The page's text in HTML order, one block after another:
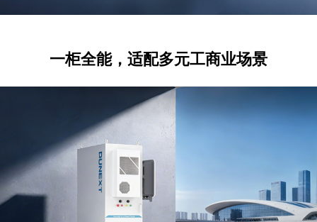
一柜全能，适配多元工商业场景